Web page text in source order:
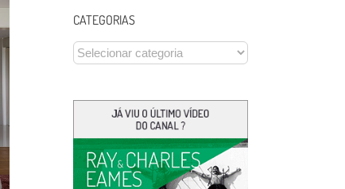
CATEGORIAS
CATEGORIAS